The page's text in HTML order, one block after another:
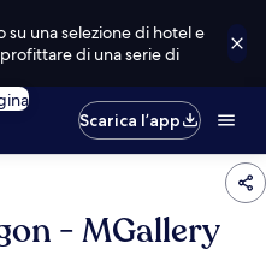
su una selezione di hotel e
di una serie di
Scarica l’app
- MGallery